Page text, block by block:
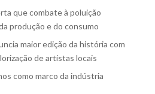
que combate à poluição
produção e do consumo
maior edição da história com
de artistas locais
como marco da indústria